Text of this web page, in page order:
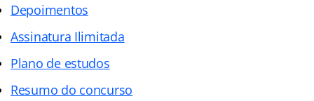
Depoimentos
Assinatura Ilimitada
Plano de estudos
Resumo do concurso